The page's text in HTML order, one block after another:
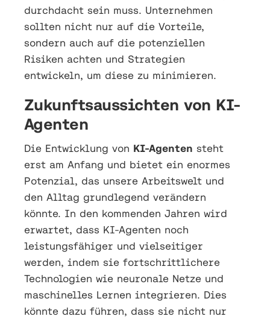
durchdacht sein muss. Unternehmen
sollten nicht nur auf die Vorteile,
sondern auch auf die potenziellen
Risiken achten und Strategien
entwickeln, um diese zu minimieren.
Zukunftsaussichten von KI-
Agenten
Die Entwicklung von KI-Agenten steht
erst am Anfang und bietet ein enormes
Potenzial, das unsere Arbeitswelt und
den Alltag grundlegend verändern
könnte. In den kommenden Jahren wird
erwartet, dass KI-Agenten noch
leistungsfähiger und vielseitiger
werden, indem sie fortschrittlichere
Technologien wie neuronale Netze und
maschinelles Lernen integrieren. Dies
könnte dazu führen, dass sie nicht nur